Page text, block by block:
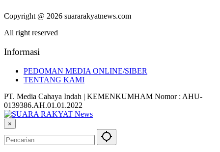
Copyright @ 2026 suararakyatnews.com
All right reserved
Informasi
PEDOMAN MEDIA ONLINE/SIBER
TENTANG KAMI
PT. Media Cahaya Indah | KEMENKUMHAM Nomor : AHU-
0139386.AH.01.01.2022
×